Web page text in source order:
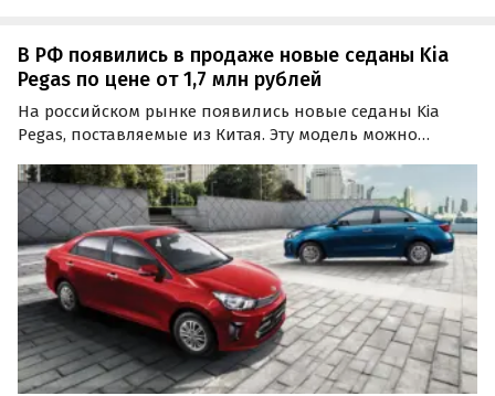
В РФ появились в продаже новые седаны Kia
Pegas по цене от 1,7 млн рублей
На российском рынке появились новые седаны Kia
Pegas, поставляемые из Китая. Эту модель можно
«четырехдверкам» ушедших брендов, а цены на нее на
одном из классифайдов сейчас стартуют от 1 680 000
рублей…